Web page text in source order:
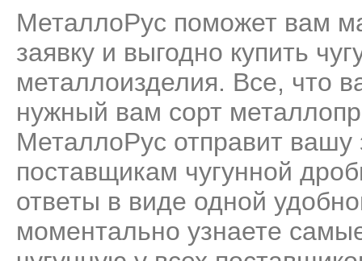
МеталлоРус поможет вам
заявку и выгодно купить
металлоизделия. Все, что
нужный вам сорт
МеталлоРус отправит
поставщикам чугунной
ответы в виде одной
моментально узнаете